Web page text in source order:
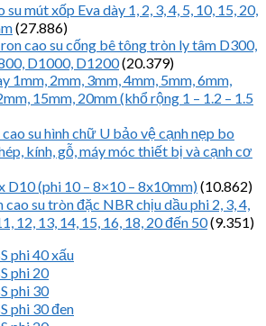
mút xốp Eva dày 1, 2, 3, 4, 5, 10, 15, 20,
(27.886)
cao su cống bê tông tròn ly tâm D300,
D1000, D1200(20.379)
1mm, 2mm, 3mm, 4mm, 5mm, 6mm,
15mm, 20mm (khổ rộng 1 – 1.2 – 1.5
su hình chữ U bảo vệ cạnh nẹp bo
kính, gỗ, máy móc thiết bị và cạnh cơ
D10 (phi 10 – 8×10 – 8x10mm)(10.862)
cao su tròn đặc NBR chịu dầu phi 2, 3, 4,
12, 13, 14, 15, 16, 18, 20 đến 50(9.351)